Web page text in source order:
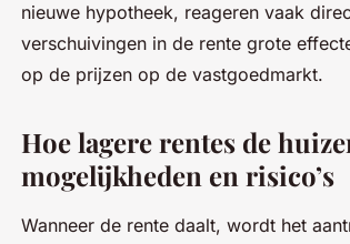
nieuwe hypotheek, reageren vaak
verschuivingen in de rente grote
op de prijzen op de vastgoedmarkt.
Hoe lagere rentes de
mogelijkheden en risico’s
Wanneer de rente daalt, wordt het